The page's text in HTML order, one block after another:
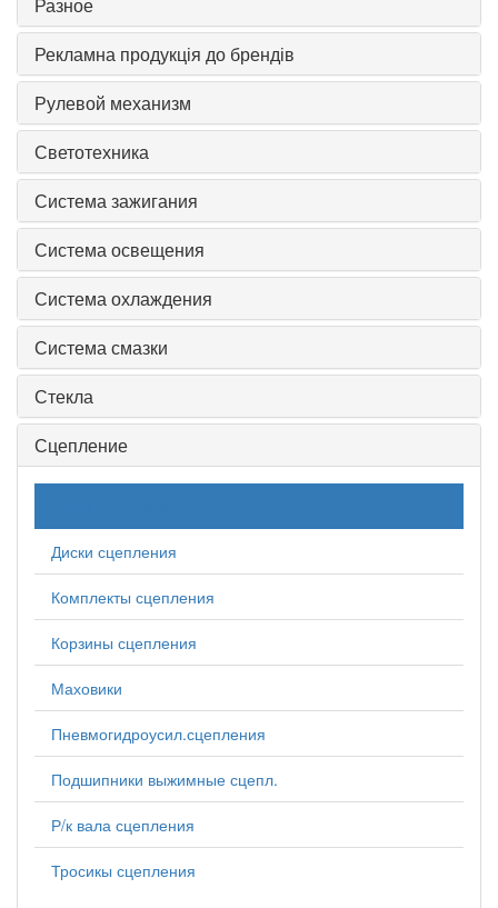
Разное
Рекламна продукція до брендів
Рулевой механизм
Светотехника
Система зажигания
Система освещения
Система охлаждения
Система смазки
Стекла
Сцепление
Диски сцепления
Комплекты сцепления
Корзины сцепления
Маховики
Пневмогидроусил.сцепления
Подшипники выжимные сцепл.
Р/к вала сцепления
Тросикы сцепления